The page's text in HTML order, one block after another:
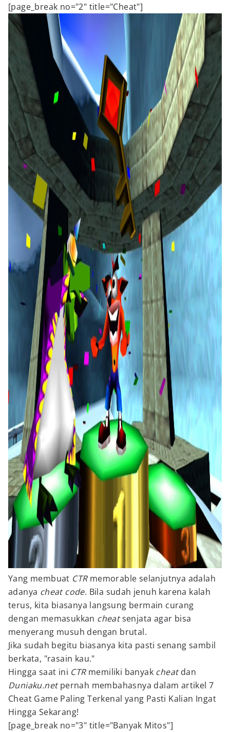
[page_break no="2" title="Cheat"]
Yang membuat CTRmemorable selanjutnya adalah
adanya cheat code. Bila sudah jenuh karena kalah
terus, kita biasanya langsung bermain curang
dengan memasukkan cheatsenjata agar bisa
menyerang musuh dengan brutal.
Jika sudah begitu biasanya kita pasti senang sambil
berkata, "rasain kau."
Hingga saat ini CTRmemiliki banyak cheatdan
Duniaku.netpernah membahasnya dalam artikel 7
Cheat Game Paling Terkenal yang Pasti Kalian Ingat
Hingga Sekarang!
[page_break no="3" title="Banyak Mitos"]